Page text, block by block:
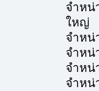
จำหน่
ใหญ่
จำหน่
จำหน่
จำหน่
จำหน่